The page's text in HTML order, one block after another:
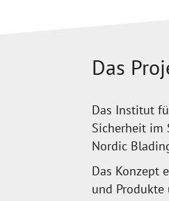
Das
Das Institut
Sicherheit im
Nordic
Das Konzept
und